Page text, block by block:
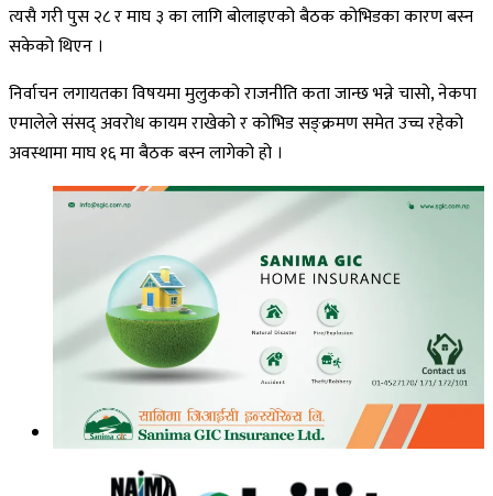
त्यसै गरी पुस २८ र माघ ३ का लागि बोलाइएको बैठक कोभिडका कारण बस्न
सकेको थिएन ।
निर्वाचन लगायतका विषयमा मुलुकको राजनीति कता जान्छ भन्ने चासो, नेकपा
एमालेले संसद् अवरोध कायम राखेको र कोभिड सङ्क्रमण समेत उच्च रहेको
अवस्थामा माघ १६ मा बैठक बस्न लागेको हो ।